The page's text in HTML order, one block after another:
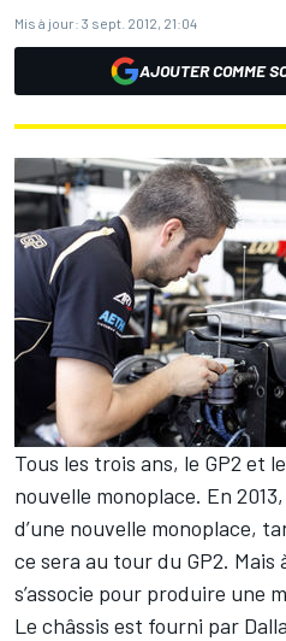
Mis à jour: 3 sept. 2012, 21:04
AJOUTER COMME
Tous les trois ans, le GP2 et
nouvelle monoplace. En
d’une nouvelle monoplace,
ce sera au tour du GP2. Mais
s’associe pour produire une
Le châssis est fourni par